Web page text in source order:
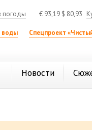
погоды € 93,19 $ 80,93
воды
Спецпроект
Новости